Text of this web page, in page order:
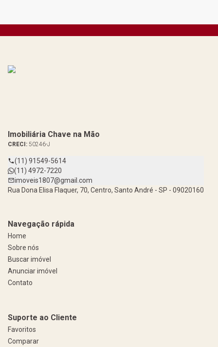
Imobiliária Chave na Mão
CRECI: 50246-J
(11) 91549-5614
(11) 4972-7220
imoveis1807@gmail.com
Rua Dona Elisa Flaquer, 70, Centro, Santo André - SP - 09020160
Navegação rápida
Home
Sobre nós
Buscar imóvel
Anunciar imóvel
Contato
Suporte ao Cliente
Favoritos
Comparar